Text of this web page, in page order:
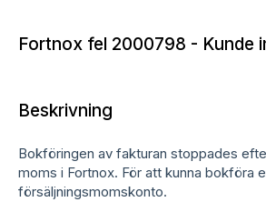
Fortnox fel 2000798 - Kunde
Beskrivning
Bokföringen av fakturan stoppades
moms i Fortnox. För att kunna bokföra
försäljningsmomskonto.